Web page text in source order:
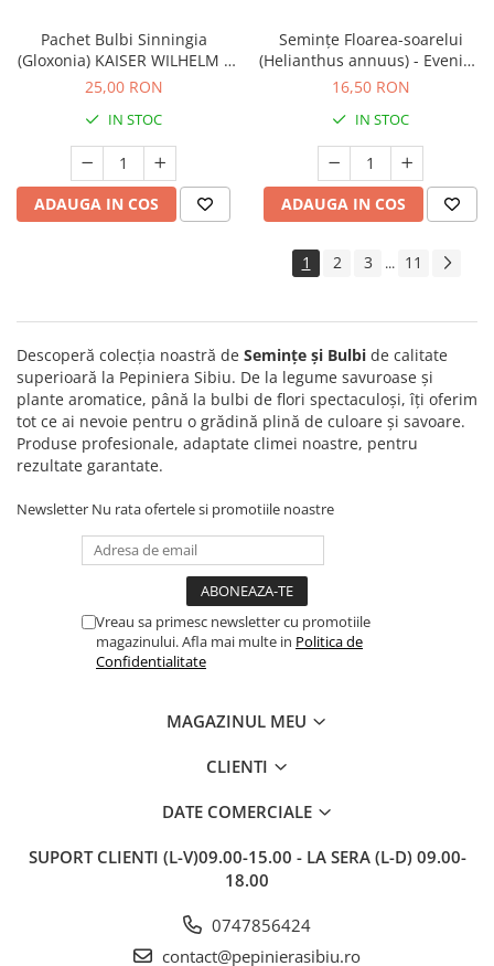
Pachet Bulbi Sinningia
(Gloxonia) KAISER WILHELM -
Cod:114.890
25,00 RON
IN STOC
ADAUGA IN COS
Semințe Floarea-soarelui
(Helianthus annuus) - Evening
Sun - Cod 6890
16,50 RON
IN STOC
ADAUGA IN COS
1 2 3 ... 11
Descoperă colecția noastră de Semințe și Bulbi de calitate
superioară la Pepiniera Sibiu. De la legume savuroase și
plante aromatice, până la bulbi de flori spectaculoși, îți oferim
tot ce ai nevoie pentru o grădină plină de culoare și savoare.
Produse profesionale, adaptate climei noastre, pentru
rezultate garantate.
Newsletter Nu rata ofertele si promotiile noastre
Vreau sa primesc newsletter cu promotiile
magazinului. Afla mai multe in Politica de
Confidentialitate
MAGAZINUL MEU
CLIENTI
DATE COMERCIALE
SUPORT CLIENTI (L-V)09.00-15.00 - LA SERA (L-D) 09.00-
18.00
0747856424
contact@pepinierasibiu.ro